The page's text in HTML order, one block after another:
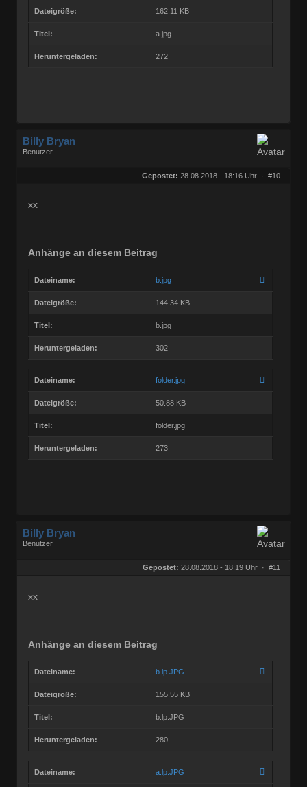
Dateigröße: 162.11 KB
Titel: a.jpg
Heruntergeladen: 272
Billy Bryan
Benutzer
Gepostet: 28.08.2018 - 18:16 Uhr · #10
xx
Anhänge an diesem Beitrag
Dateiname: b.jpg
Dateigröße: 144.34 KB
Titel: b.jpg
Heruntergeladen: 302
Dateiname: folder.jpg
Dateigröße: 50.88 KB
Titel: folder.jpg
Heruntergeladen: 273
Billy Bryan
Benutzer
Gepostet: 28.08.2018 - 18:19 Uhr · #11
xx
Anhänge an diesem Beitrag
Dateiname: b.lp.JPG
Dateigröße: 155.55 KB
Titel: b.lp.JPG
Heruntergeladen: 280
Dateiname: a.lp.JPG